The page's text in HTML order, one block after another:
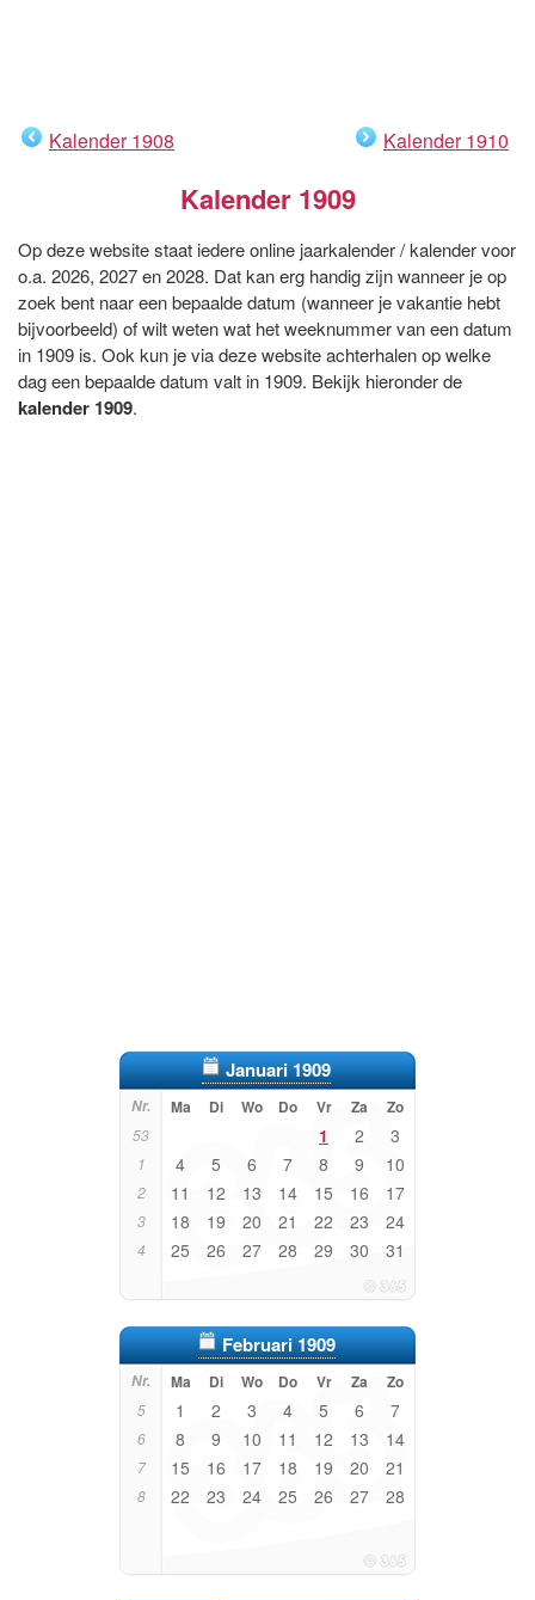
Kalender 1908 Kalender 1910
Kalender 1909
Op deze website staat iedere online jaarkalender / kalender voor
o.a. 2026, 2027 en 2028. Dat kan erg handig zijn wanneer je op
zoek bent naar een bepaalde datum (wanneer je vakantie hebt
bijvoorbeeld) of wilt weten wat het weeknummer van een datum
in 1909 is. Ook kun je via deze website achterhalen op welke
dag een bepaalde datum valt in 1909. Bekijk hieronder de
kalender 1909.
Januari 1909
Nr. Ma Di Wo Do Vr Za Zo
53 1 2 3
1 4 5 6 7 8 9 10
2 11 12 13 14 15 16 17
3 18 19 20 21 22 23 24
4 25 26 27 28 29 30 31
Februari 1909
Nr. Ma Di Wo Do Vr Za Zo
5 1 2 3 4 5 6 7
6 8 9 10 11 12 13 14
7 15 16 17 18 19 20 21
8 22 23 24 25 26 27 28